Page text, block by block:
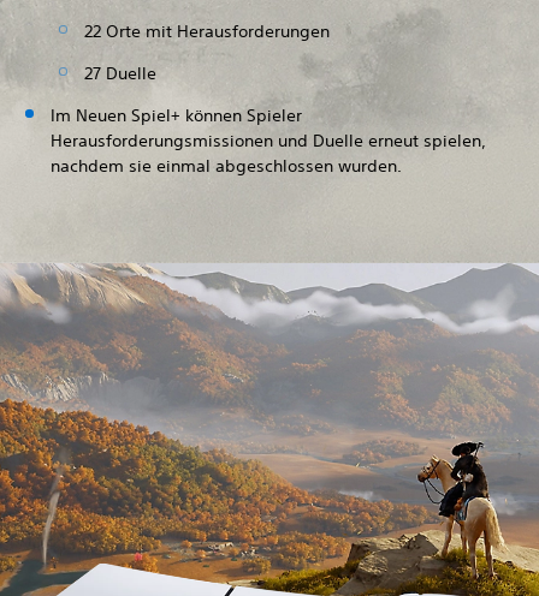
22 Orte mit Herausforderungen
27 Duelle
Im Neuen Spiel+ können Spieler
Herausforderungsmissionen und Duelle erneut spielen,
nachdem sie einmal abgeschlossen wurden.